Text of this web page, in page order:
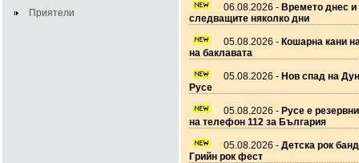
Приятели
06.08.2026 - Времето днес и
следващите няколко дни
05.08.2026 - Кошарна кани
на баклавата
05.08.2026 - Нов спад на
Русе
05.08.2026 - Русе е
на телефон 112 за България
05.08.2026 - Детска рок
Грийн рок фест